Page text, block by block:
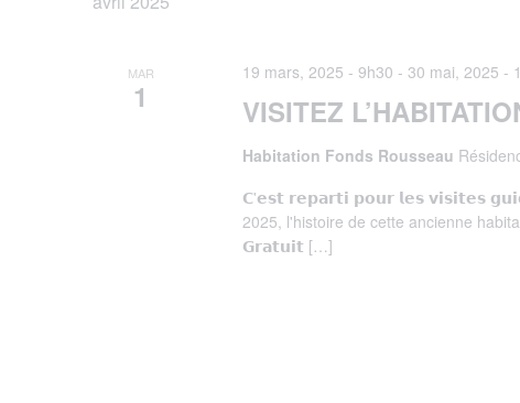
de
vues
Évènements
MAR
1 VISITEZ
19 mars, 2025 - 9h30 - 30 mai, 2025 -
Habitation Fonds Rousseau
𝗖'𝗲𝘀𝘁 𝗿𝗲𝗽𝗮𝗿𝘁𝗶 𝗽𝗼𝘂𝗿 𝗹𝗲𝘀 𝘃𝗶𝘀𝗶𝘁𝗲𝘀
2025, l'histoire de cette ancienne
𝗚𝗿𝗮𝘁𝘂𝗶𝘁 […]